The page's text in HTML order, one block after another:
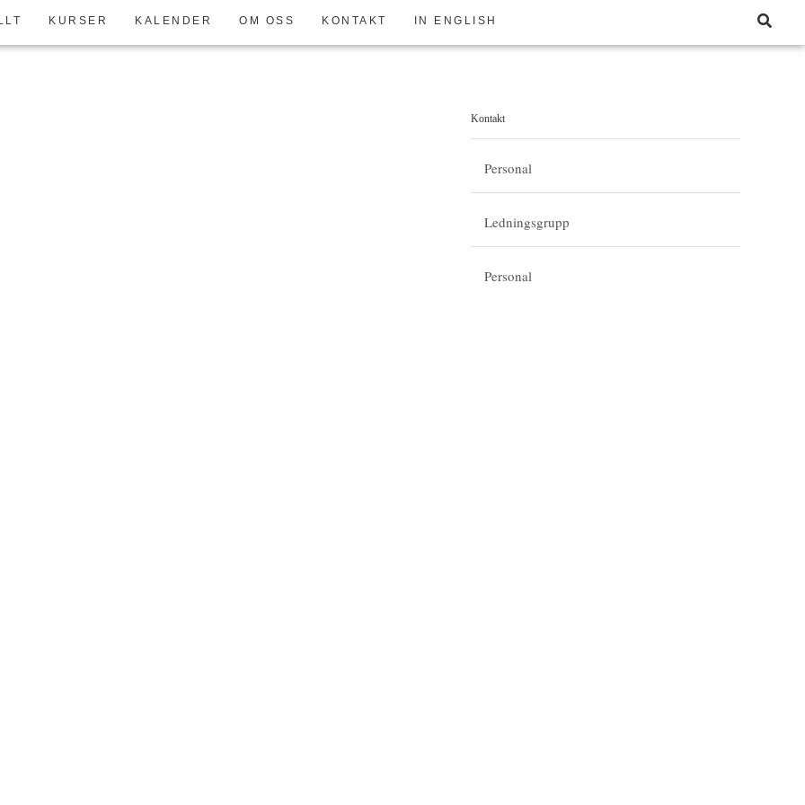
KURSER KALENDER OM OSS KONTAKT IN ENGLISH Sök
Kontakt
Personal
Ledningsgrupp
Personal